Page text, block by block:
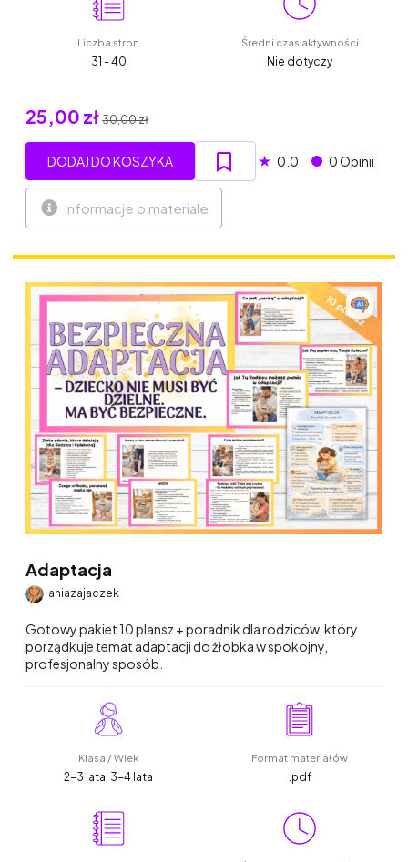
Liczba stron
31 - 40
Średni czas aktywności
Nie dotyczy
25,00 zł 30,00 zł
DODAJ DO KOSZYKA ★ 0.0 0 Opinii
Informacje o materiale
Adaptacja
aniazajaczek
Gotowy pakiet 10 plansz + poradnik dla rodziców, który
porządkuje temat adaptacji do żłobka w spokojny,
profesjonalny sposób.
Klasa / Wiek
2-3 lata, 3-4 lata
Format materiałów
.pdf